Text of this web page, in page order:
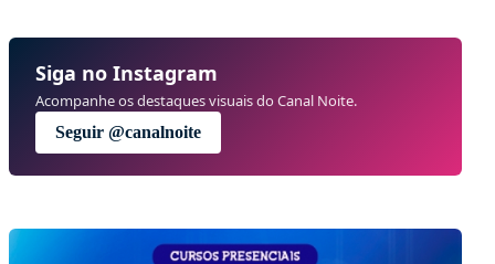
Siga no Instagram
Acompanhe os destaques visuais do Canal Noite.
Seguir @canalnoite